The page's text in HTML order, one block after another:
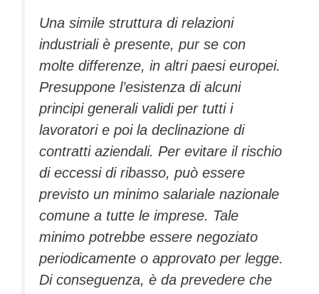
Una simile struttura di relazioni
industriali è presente, pur se con
molte differenze, in altri paesi europei.
Presuppone l’esistenza di alcuni
principi generali validi per tutti i
lavoratori e poi la declinazione di
contratti aziendali. Per evitare il rischio
di eccessi di ribasso, può essere
previsto un minimo salariale nazionale
comune a tutte le imprese. Tale
minimo potrebbe essere negoziato
periodicamente o approvato per legge.
Di conseguenza, è da prevedere che